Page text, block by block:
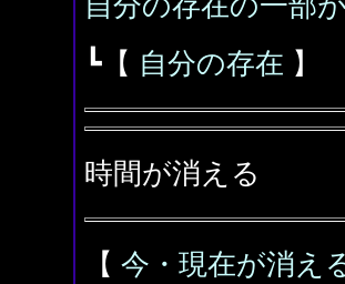
┗【 自分の存在 】
時間が消える
【 今・現在が消え